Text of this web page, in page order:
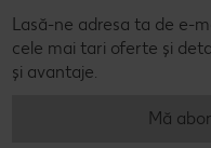
Lasă-ne adresa ta de e-
cele mai tari oferte și
și avantaje.
Mă